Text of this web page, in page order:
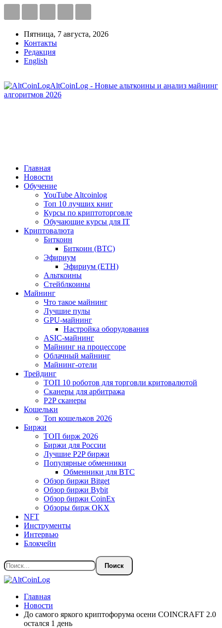
Пятница, 7 августа, 2026
Контакты
Редакция
English
AltCoinLog - Новые альткоины и анализ майнинг
алгоритмов 2026
Главная
Новости
Обучение
YouTube Altcoinlog
Топ 10 лучших книг
Курсы по криптоторговле
Обучающие курсы для IT
Криптовалюта
Биткоин
Биткоин (BTC)
Эфириум
Эфириум (ETH)
Альткоины
Стейблкоины
Майнинг
Что такое майнинг
Лучшие пулы
GPU-майнинг
Настройка оборудования
ASIC-майнинг
Майнинг на процессоре
Облачный майнинг
Майнинг-отели
Трейдинг
ТОП 10 роботов для торговли критовалютой
Сканеры для арбитража
P2P сканеры
Кошельки
Топ кошельков 2026
Биржи
ТОП бирж 2026
Биржи для России
Лучшие P2P биржи
Популярные обменники
Обменники для BTC
Обзор биржи Bitget
Обзор биржи Bybit
Обзор биржи CoinEx
Обзоры бирж OKX
NFT
Инструменты
Интервью
Блокчейн
Главная
Новости
До самого яркого криптофорума осени COINCRAFT 2.0
остался 1 день